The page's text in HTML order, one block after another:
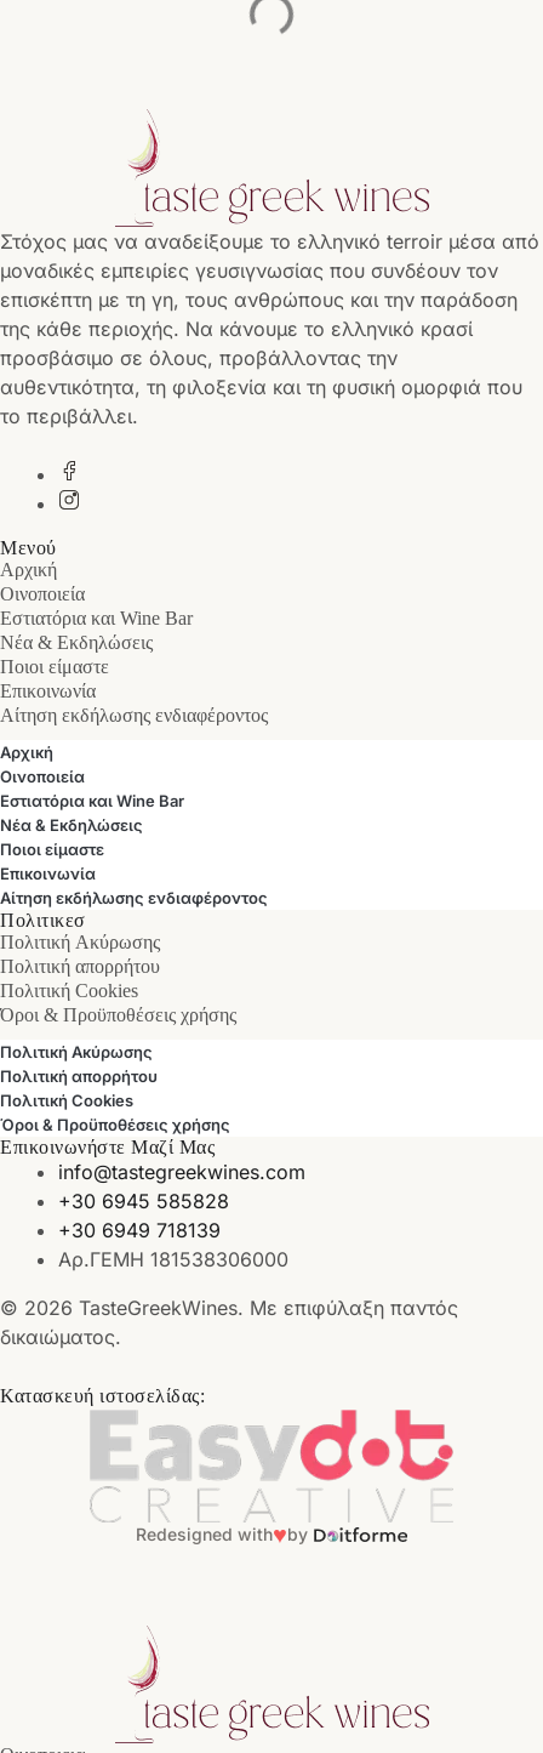
Στόχος μας να αναδείξουμε το ελληνικό terroir μέσα από
μοναδικές εμπειρίες γευσιγνωσίας που συνδέουν τον
επισκέπτη με τη γη, τους ανθρώπους και την παράδοση
της κάθε περιοχής. Να κάνουμε το ελληνικό κρασί
προσβάσιμο σε όλους, προβάλλοντας την
αυθεντικότητα, τη φιλοξενία και τη φυσική ομορφιά που
το περιβάλλει.
Μενού
Αρχική
Οινοποιεία
Εστιατόρια και Wine Bar
Νέα & Εκδηλώσεις
Ποιοι είμαστε
Επικοινωνία
Αίτηση εκδήλωσης ενδιαφέροντος
Αρχική
Οινοποιεία
Εστιατόρια και Wine Bar
Νέα & Εκδηλώσεις
Ποιοι είμαστε
Επικοινωνία
Αίτηση εκδήλωσης ενδιαφέροντος
Πολιτικεσ
Πολιτική Ακύρωσης
Πολιτική απορρήτου
Πολιτική Cookies
Όροι & Προϋποθέσεις χρήσης
Πολιτική Ακύρωσης
Πολιτική απορρήτου
Πολιτική Cookies
Όροι & Προϋποθέσεις χρήσης
Επικοινωνήστε Μαζί Μας
info@tastegreekwines.com
+30 6945 585828
+30 6949 718139
Αρ.ΓΕΜΗ 181538306000
© 2026 TasteGreekWines. Με επιφύλαξη παντός
δικαιώματος.
Κατασκευή ιστοσελίδας:
Redesigned with♥by